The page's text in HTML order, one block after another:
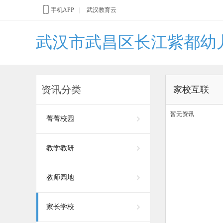
手机APP 武汉教育云
武汉市武昌区长江紫都幼
资讯分类
菁菁校园
教学教研
教师园地
家长学校
家校互联
暂无资讯